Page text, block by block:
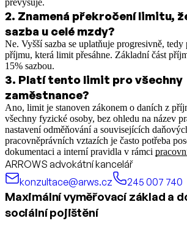
převyšuje.
2. Znamená překročení limitu,
sazba u celé mzdy?
Ne. Vyšší sazba se uplatňuje progresivně, tedy
příjmu, která limit přesáhne. Základní část
15% sazbou.
3. Platí tento limit pro všechny
zaměstnance?
Ano, limit je stanoven zákonem o daních z
všechny fyzické osoby, bez ohledu na název
nastavení odměňování a souvisejících
pracovněprávních vztazích je často potřeba
dokumentaci a interní pravidla v rámci
ARROWS advokátní kancelář
konzultace@arws.cz
245 007 740
Maximální vyměřovací základ a
sociální pojištění